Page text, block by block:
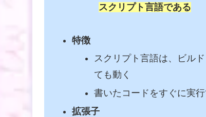
スクリプト言語である
特徴
スクリプト言語は、ビルド
ても動く
書いたコードをすぐに実
拡張子